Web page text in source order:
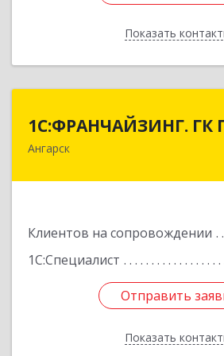
ПоказатьНазад
1С:ФРАНЧАЙЗИНГ. ГК
Ангарск
Клиентов на сопровождении
1С:Специалист
Отправить
Показать
1С:ФРАНЧАЙЗИНГ.
Отправить
Назад